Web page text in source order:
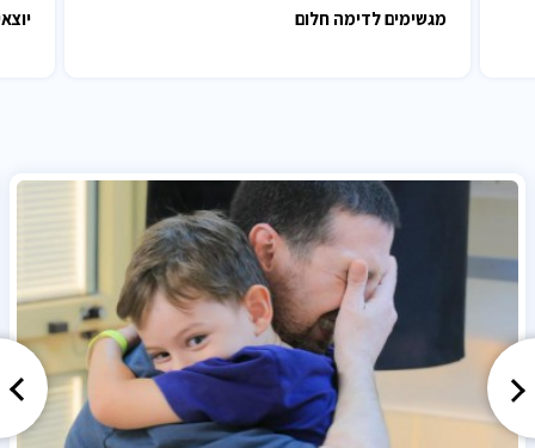
מגשימים לדימה חלום